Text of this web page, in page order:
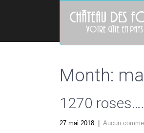
Month:
1270
27 mai 2018 Aucun